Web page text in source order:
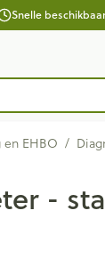
Snelle
en EHBO /
-